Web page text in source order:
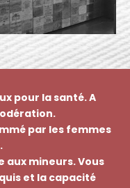
pour la santé. A
par les femmes
aux mineurs. Vous
et la capacité